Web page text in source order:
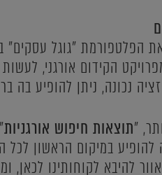
הפלטפורמת "גוגל
הקידום אורגני,
נכונה, ניתן להופיע
"תוצאות חיפוש אורגניות"
במיקום הראשון לכל
להיבא לקוחותינו לכאן,